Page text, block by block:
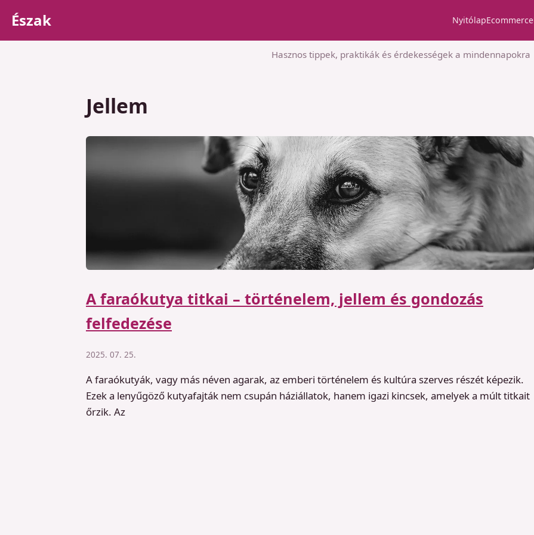
Észak NyitólapEcommerce
Hasznos tippek, praktikák és érdekességek a mindennapokra
Jellem
A faraókutya titkai – történelem, jellem és gondozás
felfedezése
2025. 07. 25.
A faraókutyák, vagy más néven agarak, az emberi történelem és kultúra szerves részét képezik.
Ezek a lenyűgöző kutyafajták nem csupán háziállatok, hanem igazi kincsek, amelyek a múlt titkait
őrzik. Az